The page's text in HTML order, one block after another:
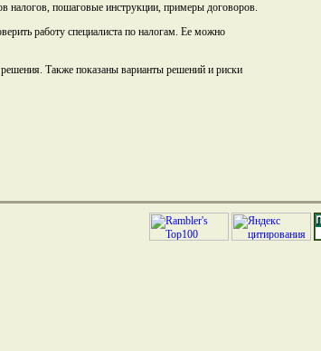
налогов, пошаговые инструкции, примеры договоров.
работу специалиста по налогам. Ее можно
Также показаны варианты решений и риски